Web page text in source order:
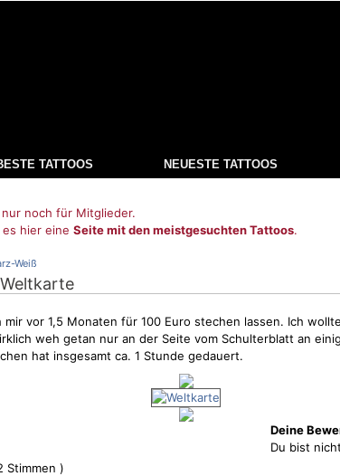
TATTOOS NEUESTE TATTOOS
noch für Mitglieder.
hier eine Seite mit den meistgesuchten Tattoos.
Weiß
mir vor 1,5 Monaten für 100 Euro stechen lassen. Ich
weh getan nur an der Seite vom Schulterblatt an
hat insgesamt ca. 1 Stunde gedauert.
Stimmen )
Deine
Du bist